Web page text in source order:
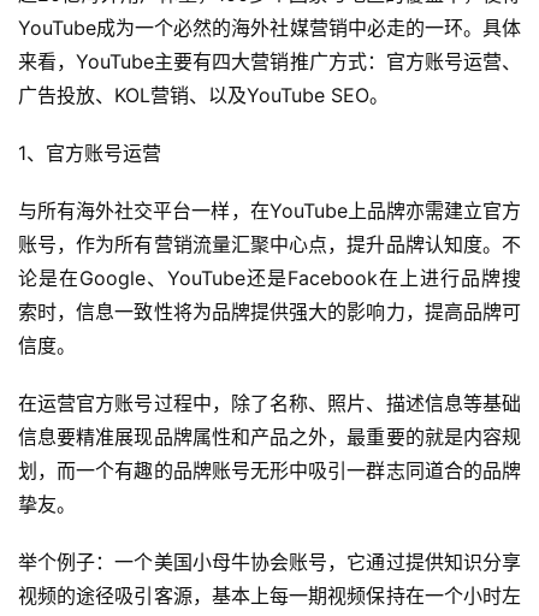
境
百
科
媒
销
跨
境
导
YouTube成为一个必然的海外社媒营销中必走的一环。具体
来看，YouTube主要有四大营销推广方式：官方账号运营、
广告投放、KOL营销、以及YouTube SEO。
1、官方账号运营
与所有海外社交平台一样，在YouTube上品牌亦需建立官方
账号，作为所有营销流量汇聚中心点，提升品牌认知度。不
论是在Google、YouTube还是Facebook在上进行品牌搜
索时，信息一致性将为品牌提供强大的影响力，提高品牌可
信度。
在运营官方账号过程中，除了名称、照片、描述信息等基础
信息要精准展现品牌属性和产品之外，最重要的就是内容规
划，而一个有趣的品牌账号无形中吸引一群志同道合的品牌
挚友。
举个例子：一个美国小母牛协会账号，它通过提供知识分享
视频的途径吸引客源，基本上每一期视频保持在一个小时左